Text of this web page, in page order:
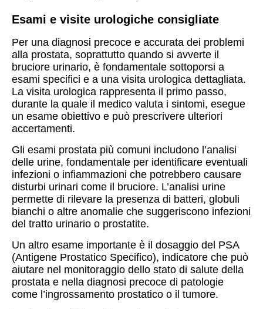
Esami e visite urologiche consigliate
Per una diagnosi precoce e accurata dei problemi
alla prostata, soprattutto quando si avverte il
bruciore urinario, è fondamentale sottoporsi a
esami specifici e a una visita urologica dettagliata.
La visita urologica rappresenta il primo passo,
durante la quale il medico valuta i sintomi, esegue
un esame obiettivo e può prescrivere ulteriori
accertamenti.
Gli esami prostata più comuni includono l’analisi
delle urine, fondamentale per identificare eventuali
infezioni o infiammazioni che potrebbero causare
disturbi urinari come il bruciore. L’analisi urine
permette di rilevare la presenza di batteri, globuli
bianchi o altre anomalie che suggeriscono infezioni
del tratto urinario o prostatite.
Un altro esame importante è il dosaggio del PSA
(Antigene Prostatico Specifico), indicatore che può
aiutare nel monitoraggio dello stato di salute della
prostata e nella diagnosi precoce di patologie
come l’ingrossamento prostatico o il tumore.